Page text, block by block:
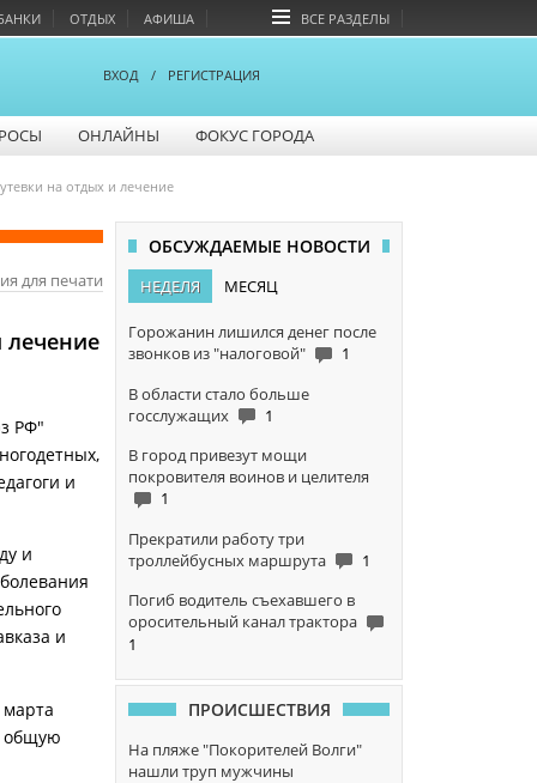
ОТДЫХ АФИША ВСЕ РАЗДЕЛЫ
ВХОД / РЕГИСТРАЦИЯ
ОНЛАЙНЫ ФОКУС ГОРОДА
на отдых и лечение
для печати
лечение
РФ"
и
и
и
общую
ОБСУЖДАЕМЫЕ НОВОСТИ
НЕДЕЛЯ МЕСЯЦ
Горожанин лишился денег после
звонков из "налоговой"
1
В области стало больше
госслужащих
1
В город привезут мощи
покровителя воинов и целителя
1
Прекратили работу три
троллейбусных маршрута
1
Погиб водитель съехавшего в
оросительный канал трактора
1
ПРОИСШЕСТВИЯ
На пляже "Покорителей Волги"
нашли труп мужчины